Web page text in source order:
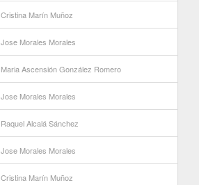
Cristina Marín Muñoz
Jose Morales Morales
Maria Ascensión González Romero
Jose Morales Morales
Raquel Alcalá Sánchez
Jose Morales Morales
Cristina Marín Muñoz